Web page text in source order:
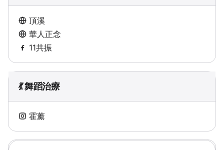
頂溪
華人正念
11共振
💃 舞蹈治療
霍薰